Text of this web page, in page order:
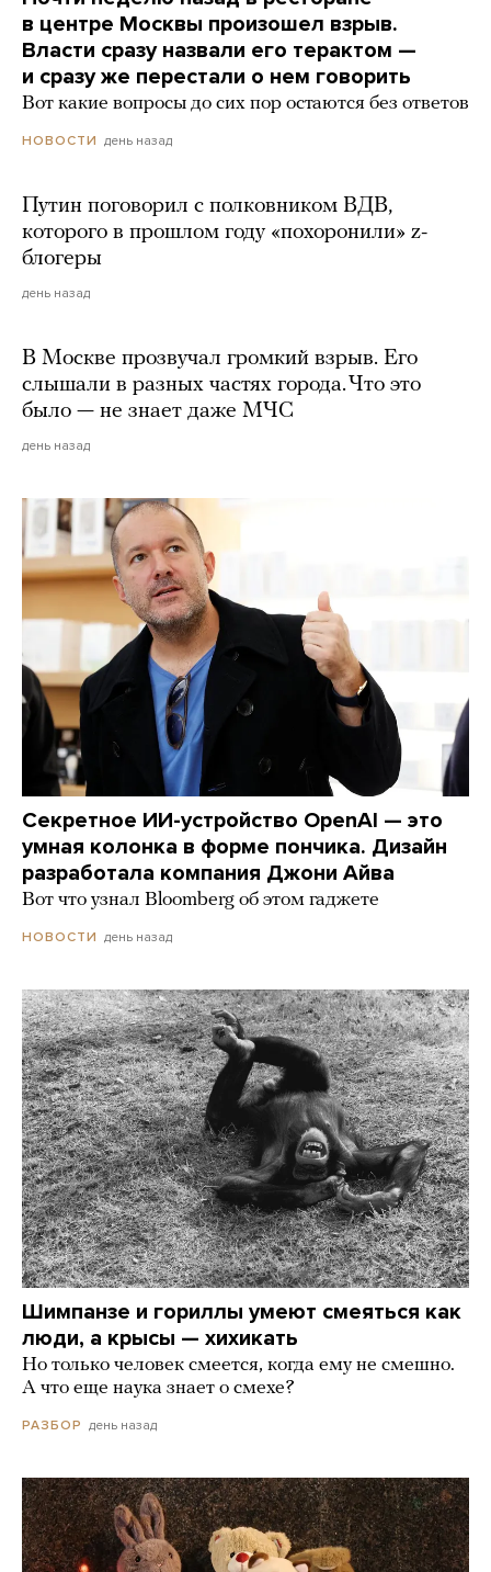
в центре Москвы произошел взрыв.
Власти сразу назвали его терактом —
и сразу же перестали о нем говорить
Вот какие вопросы до сих пор остаются без ответов
НОВОСТИ день назад
Путин поговорил с полковником ВДВ,
которого в прошлом году «похоронили» z-
блогеры
день назад
В Москве прозвучал громкий взрыв. Его
слышали в разных частях города. Что это
было — не знает даже МЧС
день назад
Секретное ИИ-устройство OpenAI — это
умная колонка в форме пончика. Дизайн
разработала компания Джони Айва
Вот что узнал Bloomberg об этом гаджете
НОВОСТИ день назад
Шимпанзе и гориллы умеют смеяться как
люди, а крысы — хихикать
Но только человек смеется, когда ему не смешно.
А что еще наука знает о смехе?
РАЗБОР день назад